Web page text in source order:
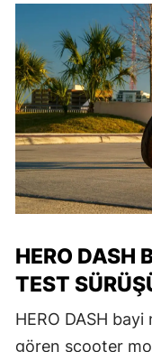
HERO DASH
TEST
HERO DASH
gören scooter